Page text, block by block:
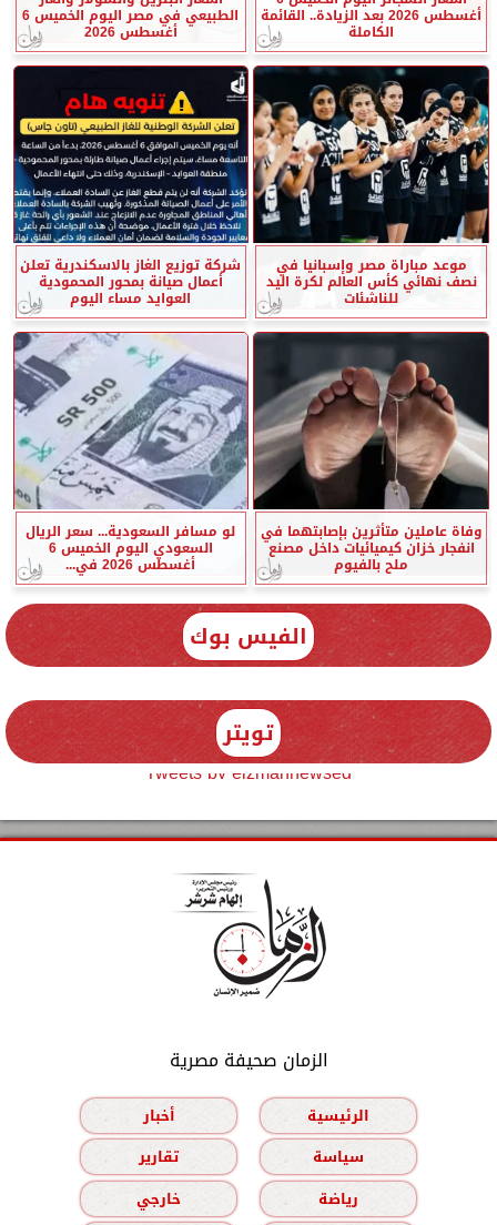
أغسطس 2026 بعد الزيادة.. القائمة
الكاملة
الطبيعي في مصر اليوم الخميس 6
أغسطس 2026
موعد مباراة مصر وإسبانيا في
نصف نهائي كأس العالم لكرة اليد
للناشئات
شركة توزيع الغاز بالاسكندرية تعلن
أعمال صيانة بمحور المحمودية
العوايد مساء اليوم
وفاة عاملين متأثرين بإصابتهما في
انفجار خزان كيميائيات داخل مصنع
ملح بالفيوم
لو مسافر السعودية... سعر الريال
السعودي اليوم الخميس 6
أغسطس 2026 في...
الفيس بوك
تويتر
Tweets by elzmannewseg
الزمان صحيفة مصرية
الرئيسية
أخبار
سياسة
تقارير
رياضة
خارجي